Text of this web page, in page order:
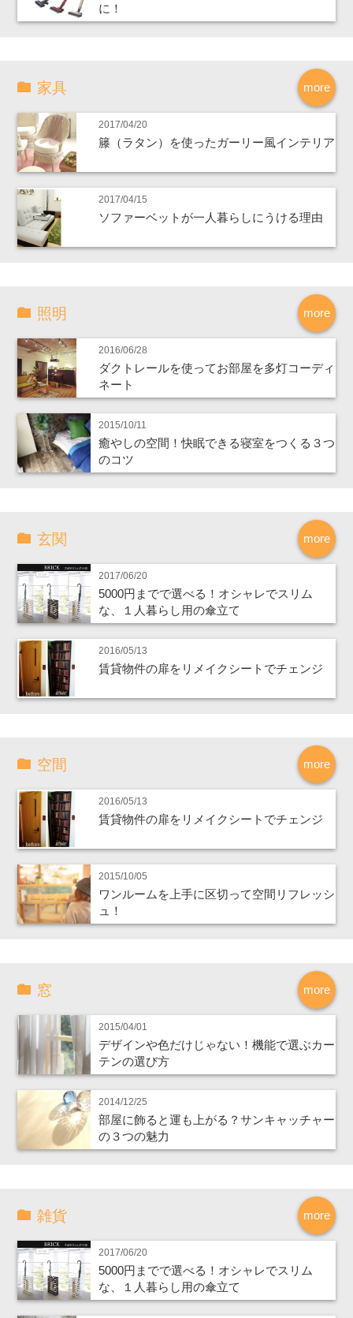
に！
more
家具
2017/04/20
籐（ラタン）を使ったガーリー風インテリア
2017/04/15
ソファーベットが一人暮らしにうける理由
more
照明
2016/06/28
ダクトレールを使ってお部屋を多灯コーディ
ネート
2015/10/11
癒やしの空間！快眠できる寝室をつくる３つ
のコツ
more
玄関
2017/06/20
5000円までで選べる！オシャレでスリム
な、１人暮らし用の傘立て
2016/05/13
賃貸物件の扉をリメイクシートでチェンジ
more
空間
2016/05/13
賃貸物件の扉をリメイクシートでチェンジ
2015/10/05
ワンルームを上手に区切って空間リフレッシ
ュ！
more
窓
2015/04/01
デザインや色だけじゃない！機能で選ぶカー
テンの選び方
2014/12/25
部屋に飾ると運も上がる？サンキャッチャー
の３つの魅力
more
雑貨
2017/06/20
5000円までで選べる！オシャレでスリム
な、１人暮らし用の傘立て